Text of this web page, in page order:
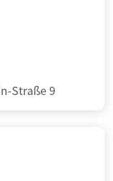
Straße 9